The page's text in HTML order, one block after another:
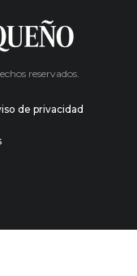
reservados.
de privacidad